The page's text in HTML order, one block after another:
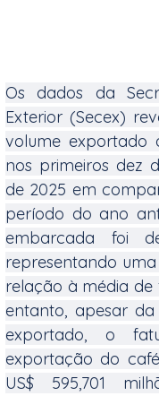
Os dados da
Exterior (Secex)
volume exportado
nos primeiros dez
de 2025 em
período do ano
embarcada foi
representando uma
relação à média de
entanto, apesar
exportado, o
exportação do
US$ 595,701